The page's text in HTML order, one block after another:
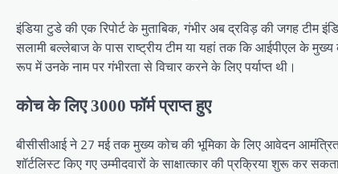
इंडिया टुडे की एक रिपोर्ट के मुताबिक, गंभीर अब द्रविड़ की जगह
सलामी बल्लेबाज के पास राष्ट्रीय टीम या यहां तक ​​कि आईपीएल के
रूप में उनके नाम पर गंभीरता से विचार करने के लिए पर्याप्त थी।
कोच के लिए 3000 फॉर्म प्राप्त हुए
बीसीसीआई ने 27 मई तक मुख्य कोच की भूमिका के लिए आवेदन आमंत्रित
शॉर्टलिस्ट किए गए उम्मीदवारों के साक्षात्कार की प्रक्रिया शुरू कर